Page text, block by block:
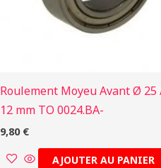
Roulement Moyeu Avant Ø 25
12 mm TO 0024.BA-
9,80 €
AJOUTER AU PANIER